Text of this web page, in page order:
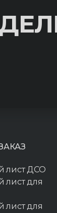
лист ДСО
лист для
лист для